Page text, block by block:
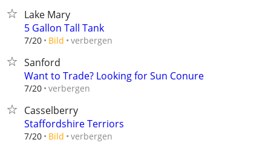
Lake Mary
5 Gallon Tall Tank
7/20 Bild verbergen
Sanford
Want to Trade? Looking for Sun Conure
7/20 verbergen
Casselberry
Staffordshire Terriors
7/20 Bild verbergen